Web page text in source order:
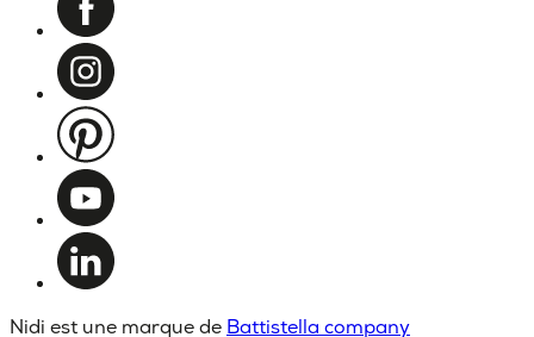
Nidi est une marque de Battistella company